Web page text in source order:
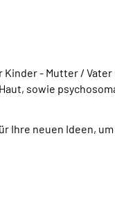
- Mutter / Vater
sowie
Ihre neuen Ideen,